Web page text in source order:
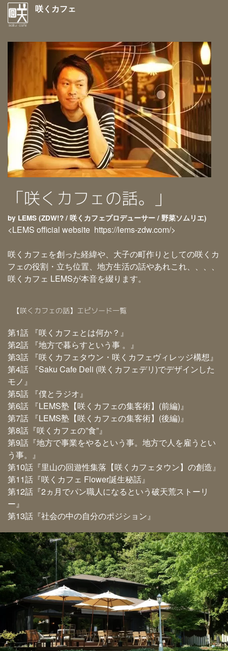
咲くカフェ
「咲くカフェの話。」
by LEMS (ZDW!? / 咲くカフェプロデューサー / 野菜ソムリエ)
<LEMS official website https://lems-zdw.com/>
咲くカフェを創った経緯や、大子の町作りとしての咲くカ
フェの役割・立ち位置、地方生活の話やあれこれ、、、、
咲くカフェ LEMSが本音を綴ります。
【咲くカフェの話】エピソード一覧
第1話 『咲くカフェとは何か？』
第2話 『地方で暮らすという事 。』
第3話 『咲くカフェタウン・咲くカフェヴィレッジ構想』
第4話 『Saku Cafe Deli (咲くカフェデリ)でデザインした
モノ』
第5話 『僕とラジオ』
第6話 『LEMS塾【咲くカフェの集客術】(前編)』
第7話 『LEMS塾【咲くカフェの集客術】(後編)』
第8話『咲くカフェの”食”』
第9話『地方で事業をやるという事。地方で人を雇うとい
う事。』
第10話『里山の回遊性集落【咲くカフェタウン】の創造』
第11話『咲くカフェ Flower誕生秘話』
第12話『2ヵ月でパン職人になるという破天荒ストーリ
ー』
第13話『社会の中の自分のポジション』